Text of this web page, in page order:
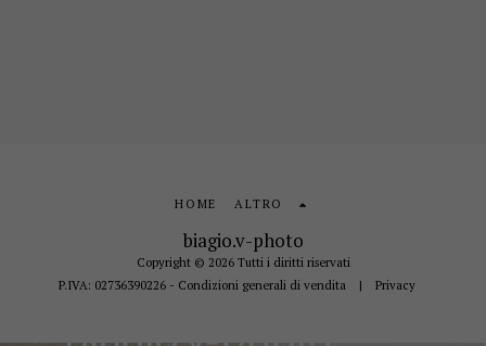
biagio.v-photo
Copyright © 2026 Tutti i diritti riservati
P.IVA: 02736390226 - Condizioni generali di vendita| Privacy
HOME ALTRO